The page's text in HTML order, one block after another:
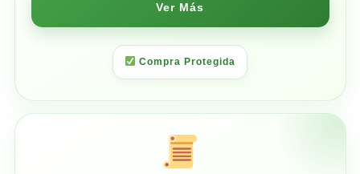
Ver Más
Compra Protegida